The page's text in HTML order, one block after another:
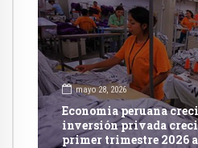
mayo 28, 2026
Economia peruana
inversión privada
primer trimestre 2026